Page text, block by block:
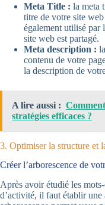
Meta Title : la meta
titre de votre site
également utilisé par
site web est partagé.
Meta description :
contenu de votre
la description de
A lire aussi :
stratégies efficaces ?
3. Optimiser la structure et
Créer l’arborescence de
Après avoir étudié les
d’activité, il faut établir une